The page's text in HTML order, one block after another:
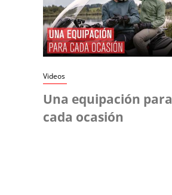
Videos
Una equipación para
cada ocasión